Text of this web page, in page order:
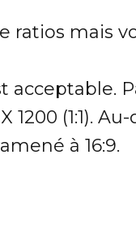
ratios mais
acceptable.
1200 (1:1).
à 16:9.